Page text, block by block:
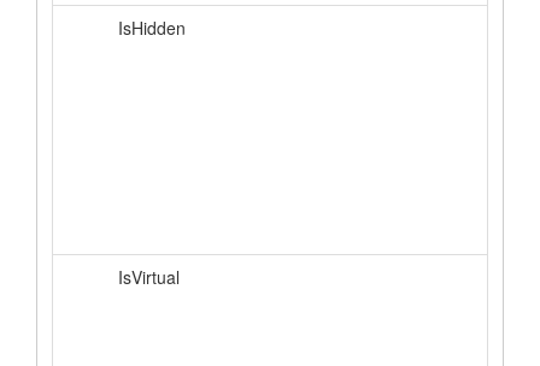
IsHidden
IsVirtual